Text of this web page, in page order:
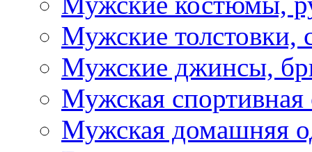
Мужские толстовки,
Мужские джинсы,
Мужская спортивная
Мужская домашняя